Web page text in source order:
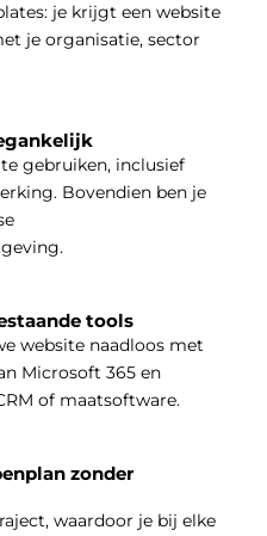
je krijgt een website
je organisatie, sector
gebruiken, inclusief
Bovendien ben je
tools
website naadloos met
Microsoft 365 en
of maatsoftware.
zonder
waardoor je bij elke